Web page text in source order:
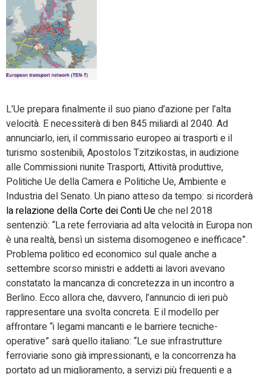
L’Ue prepara finalmente il suo piano d’azione per l’alta
velocità. E necessiterà di ben 845 miliardi al 2040. Ad
annunciarlo, ieri, il commissario europeo ai trasporti e il
turismo sostenibili, Apostolos Tzitzikostas, in audizione
alle Commissioni riunite Trasporti, Attività produttive,
Politiche Ue della Camera e Politiche Ue, Ambiente e
Industria del Senato. Un piano atteso da tempo: si ricorderà
la relazione della Corte dei Conti Ueche nel 2018
sentenziò: “La rete ferroviaria ad alta velocità in Europa non
è una realtà, bensì un sistema disomogeneo e inefficace”.
Problema politico ed economico sul quale anche a
settembre scorso ministri e addetti ai lavori avevano
constatato la mancanza di concretezza in un incontro a
Berlino. Ecco allora che, davvero, l’annuncio di ieri può
rappresentare una svolta concreta. E il modello per
affrontare “i legami mancanti e le barriere tecniche-
operative” sarà quello italiano: “Le sue infrastrutture
ferroviarie sono già impressionanti, e la concorrenza ha
portato ad un miglioramento, a servizi più frequenti e a